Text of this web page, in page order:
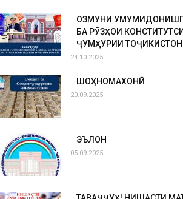
ОЗМУНИ
БА РӮЗҲОИ
ҶУМҲУРИИ ТОҶИКИСТОН
24.10.2025
ШОҲНОМАХОНӢ
20.09.2025
ЭЪЛОН
05.09.2025